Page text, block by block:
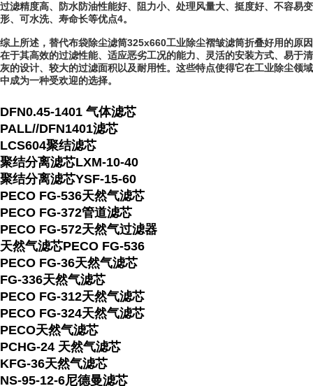
过滤精度高、防水防油性能好、阻力小、处理风量大、挺度好、不容易变
形、可水洗、寿命长等优点4。
综上所述，替代布袋除尘滤筒325x660工业除尘褶皱滤筒折叠好用的原因
在于其高效的过滤性能、适应恶劣工况的能力、灵活的安装方式、易于清
灰的设计、较大的过滤面积以及耐用性。这些特点使得它在工业除尘领域
中成为一种受欢迎的选择。
DFN0.45-1401 气体滤芯
PALL//DFN1401滤芯
LCS604聚结滤芯
聚结分离滤芯LXM-10-40
聚结分离滤芯YSF-15-60
PECO FG-536天然气滤芯
PECO FG-372管道滤芯
PECO FG-572天然气过滤器
天然气滤芯PECO FG-536
PECO FG-36天然气滤芯
FG-336天然气滤芯
PECO FG-312天然气滤芯
PECO FG-324天然气滤芯
PECO天然气滤芯
PCHG-24 天然气滤芯
KFG-36天然气滤芯
NS-95-12-6尼德曼滤芯